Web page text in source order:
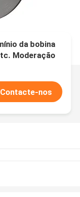
da bobina
Moderação
Contacte-nos